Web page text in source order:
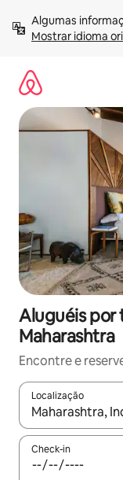
para
Mostrar idioma
Aluguéis por
Maharashtra
Encontre e
Localização
Quando os
Check-in